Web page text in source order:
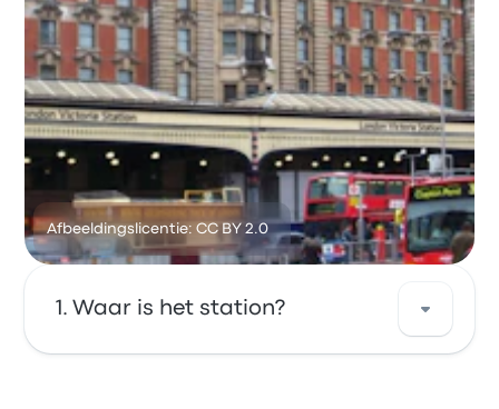
Afbeeldingslicentie: CC BY 2.0
Waar is het station?